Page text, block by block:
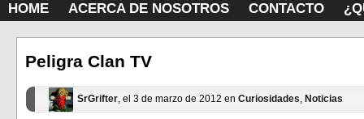
HOME ACERCA DE NOSOTROS CONTACTO
Peligra Clan TV
SrGrifter, el 3 de marzo de 2012 en Curiosidades, Noticias